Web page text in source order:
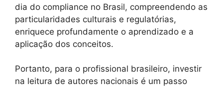
dia do compliance no Brasil, compreendendo as
particularidades culturais e regulatórias,
enriquece profundamente o aprendizado e a
aplicação dos conceitos.
Portanto, para o profissional brasileiro, investir
na leitura de autores nacionais é um passo